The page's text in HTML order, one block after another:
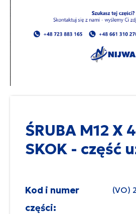
ŚRUBA M12 X
SKOK - część
Kod i numer
części:
(VO)